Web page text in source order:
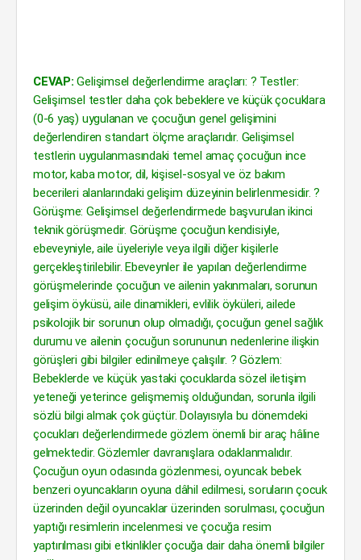
CEVAP: Gelişimsel değerlendirme araçları: ? Testler:
Gelişimsel testler daha çok bebeklere ve küçük çocuklara
(0-6 yaş) uygulanan ve çocuğun genel gelişimini
değerlendiren standart ölçme araçlarıdır. Gelişimsel
testlerin uygulanmasındaki temel amaç çocuğun ince
motor, kaba motor, dil, kişisel-sosyal ve öz bakım
becerileri alanlarındaki gelişim düzeyinin belirlenmesidir. ?
Görüşme: Gelişimsel değerlendirmede başvurulan ikinci
teknik görüşmedir. Görüşme çocuğun kendisiyle,
ebeveyniyle, aile üyeleriyle veya ilgili diğer kişilerle
gerçekleştirilebilir. Ebeveynler ile yapılan değerlendirme
görüşmelerinde çocuğun ve ailenin yakınmaları, sorunun
gelişim öyküsü, aile dinamikleri, evlilik öyküleri, ailede
psikolojik bir sorunun olup olmadığı, çocuğun genel sağlık
durumu ve ailenin çocuğun sorununun nedenlerine ilişkin
görüşleri gibi bilgiler edinilmeye çalışılır. ? Gözlem:
Bebeklerde ve küçük yastaki çocuklarda sözel iletişim
yeteneği yeterince gelişmemiş olduğundan, sorunla ilgili
sözlü bilgi almak çok güçtür. Dolayısıyla bu dönemdeki
çocukları değerlendirmede gözlem önemli bir araç hâline
gelmektedir. Gözlemler davranışlara odaklanmalıdır.
Çocuğun oyun odasında gözlenmesi, oyuncak bebek
benzeri oyuncakların oyuna dâhil edilmesi, soruların çocuk
üzerinden değil oyuncaklar üzerinden sorulması, çocuğun
yaptığı resimlerin incelenmesi ve çocuğa resim
yaptırılması gibi etkinlikler çocuğa dair daha önemli bilgiler